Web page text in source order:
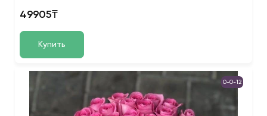
49905₸
Купить
0-0-12